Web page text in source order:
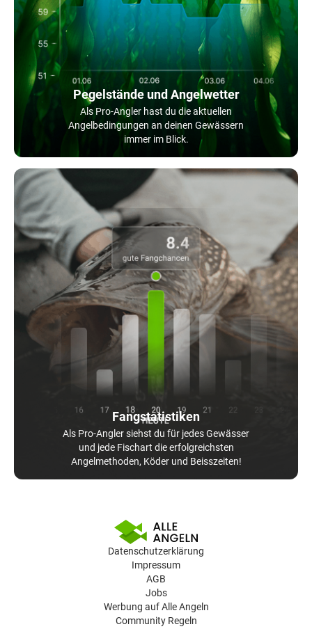
Pegelstände und Angelwetter
Als Pro-Angler hast du die aktuellen
Angelbedingungen an deinen Gewässern
immer im Blick.
Fangstatistiken
Als Pro-Angler siehst du für jedes Gewässer
und jede Fischart die erfolgreichsten
Angelmethoden, Köder und Beisszeiten!
Datenschutzerklärung
Impressum
AGB
Jobs
Werbung auf Alle Angeln
Community Regeln